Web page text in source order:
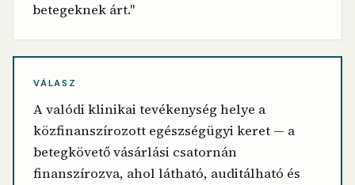
betegeknek árt."
VÁLASZ
A valódi klinikai tevékenység helye a
közfinanszírozott egészségügyi keret — a
betegkövető vásárlási csatornán
finanszírozva, ahol látható, auditálható és